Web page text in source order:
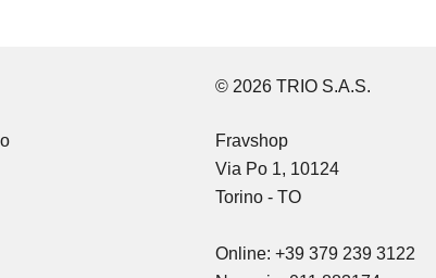
© 2026 TRIO S.A.S.
Fravshop
Via Po 1, 10124
Torino - TO
Online: +39 379 239 3122